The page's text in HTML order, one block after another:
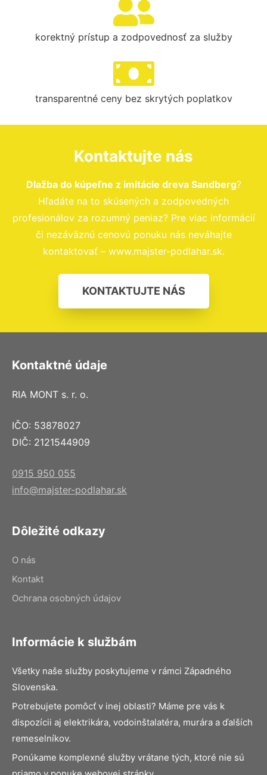
korektný prístup a zodpovednosť za služby
transparentné ceny bez skrytých poplatkov
Kontaktujte nás
Dlažba do kúpeľne z imitácie dreva Sandberg?
Hľadáte na to skúsených a zodpovedných
profesionálov za rozumný peniaz? Pre viac informácií
či nezáväznú cenovú ponuku nás neváhajte
kontaktovať – www.majster-podlahar.sk.
KONTAKTUJTE NÁS
Kontaktné údaje
RIA MONT s. r. o.
IČO: 53878027
DIČ: 2121544909
0915 950 055
info@majster-podlahar.sk
Dôležité odkazy
O nás
Kontakt
Ochrana osobných údajov
Informácie k službám
Všetky naše služby poskytujeme v rámci Západného
Slovenska.
Potrebujete pomôcť v inej oblasti? Máme pre vás k
dispozícii aj elektrikára, vodoinštalatéra, murára a ďalších
remeselníkov.
Ponúkame komplexné služby vrátane tých, ktoré nie sú